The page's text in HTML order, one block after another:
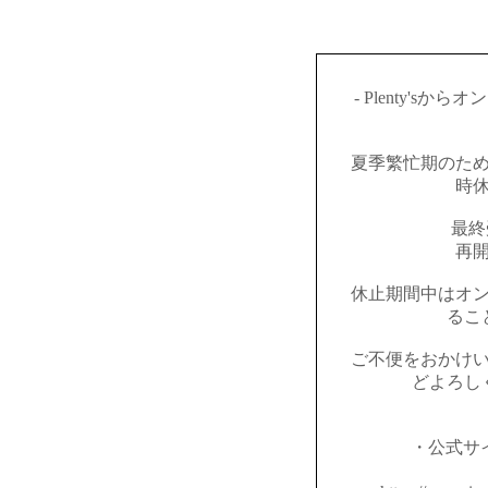
- Plenty'sからオ
夏季繁忙期のた
時
最
再
休止期間中はオ
るこ
ご不便をおかけ
どよろし
・公式サ